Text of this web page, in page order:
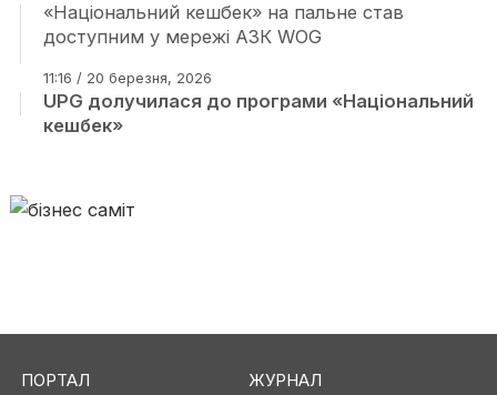
«Національний кешбек» на пальне став
доступним у мережі АЗК WOG
11:16 / 20 березня, 2026
UPG долучилася до програми «Національний
кешбек»
ПОРТАЛ ЖУРНАЛ